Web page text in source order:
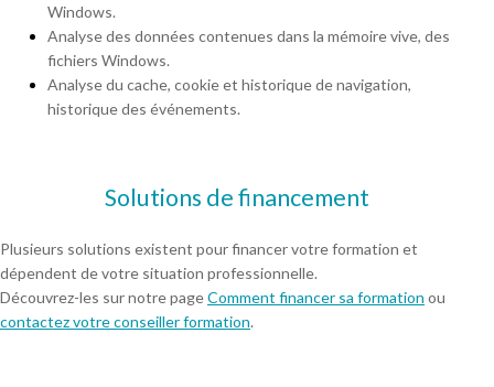
Windows.
Analyse des données contenues dans la mémoire vive, des
fichiers Windows.
Analyse du cache, cookie et historique de navigation,
historique des événements.
Solutions de financement
Plusieurs solutions existent pour financer votre formation et
dépendent de votre situation professionnelle.
Découvrez-les sur notre pageComment financer sa formation ou
contactez votre conseiller formation.